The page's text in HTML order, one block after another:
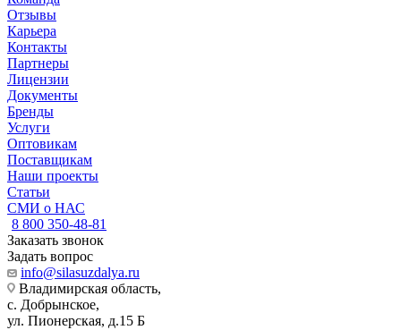
Отзывы
Карьера
Контакты
Партнеры
Лицензии
Документы
Бренды
Услуги
Оптовикам
Поставщикам
Наши проекты
Статьи
СМИ о НАС
8 800 350-48-81
Заказать звонок
Задать вопрос
info@silasuzdalya.ru
Владимирская область,
с. Добрынское,
ул. Пионерская, д.15 Б